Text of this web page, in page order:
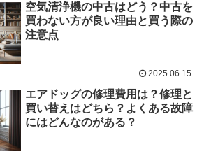
空気清浄機の中古はどう？中古を
買わない方が良い理由と買う際の
注意点
2025.06.15
エアドッグの修理費用は？修理と
買い替えはどちら？よくある故障
にはどんなのがある？